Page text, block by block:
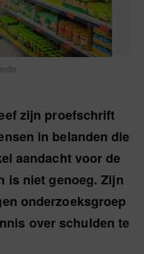
zijn proefschrift
in belanden die
aandacht voor de
is niet genoeg. Zijn
onderzoeksgroep
over schulden te